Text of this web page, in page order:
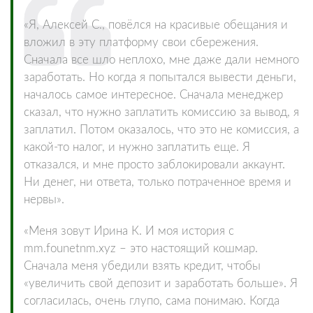
«Я, Алексей С., повёлся на красивые обещания и
вложил в эту платформу свои сбережения.
Сначала все шло неплохо, мне даже дали немного
заработать. Но когда я попытался вывести деньги,
началось самое интересное. Сначала менеджер
сказал, что нужно заплатить комиссию за вывод, я
заплатил. Потом оказалось, что это не комиссия, а
какой-то налог, и нужно заплатить еще. Я
отказался, и мне просто заблокировали аккаунт.
Ни денег, ни ответа, только потраченное время и
нервы».
«Меня зовут Ирина К. И моя история с
mm.founetnm.xyz – это настоящий кошмар.
Сначала меня убедили взять кредит, чтобы
«увеличить свой депозит и заработать больше». Я
согласилась, очень глупо, сама понимаю. Когда